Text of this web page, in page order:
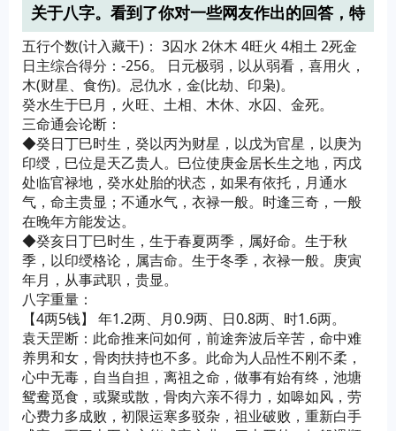
关于八字。看到了你对一些网友作出的回答，特
地请教一下您~！
五行个数(计入藏干)： 3囚水 2休木 4旺火 4相土 2死金
日主综合得分：-256。 日元极弱，以从弱看，喜用火，
木(财星、食伤)。忌仇水，金(比劫、印枭)。
癸水生于巳月，火旺、土相、木休、水囚、金死。
三命通会论断：
◆癸日丁巳时生，癸以丙为财星，以戊为官星，以庚为
印绶，巳位是天乙贵人。巳位使庚金居长生之地，丙戊
处临官禄地，癸水处胎的状态，如果有依托，月通水
气，命主贵显；不通水气，衣禄一般。时逢三奇，一般
在晚年方能发达。
◆癸亥日丁巳时生，生于春夏两季，属好命。生于秋
季，以印绶格论，属吉命。生于冬季，衣禄一般。庚寅
年月，从事武职，贵显。
八字重量：
【4两5钱】 年1.2两、月0.9两、日0.8两、时1.6两。
袁天罡断：此命推来问如何，前途奔波后辛苦，命中难
养男和女，骨肉扶持也不多。此命为人品性不刚不柔，
心中无毒，自当自担，离祖之命，做事有始有终，池塘
鸳鸯觅食，或聚或散，骨肉六亲不得力，如嗥如风，劳
心费力多成败，初限运寒多驳杂，祖业破败，重新白手